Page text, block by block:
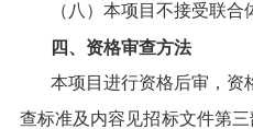
（八）本项目不接受联合
四、资格审查方法
本项目进行资格后审，资
查标准及内容见招标文件第